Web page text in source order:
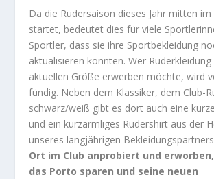
Da die Rudersaison dieses Jahr mitten
startet, bedeutet dies für viele
Sportler, dass sie ihre Sportbekleidung
aktualisieren konnten. Wer
aktuellen Größe erwerben möchte, wird
fündig. Neben dem Klassiker, dem Club-
schwarz/weiß gibt es dort auch eine
und ein kurzärmliges Rudershirt aus der
unseres langjährigen
Ort im Club anprobiert und
das Porto sparen und seine neuen